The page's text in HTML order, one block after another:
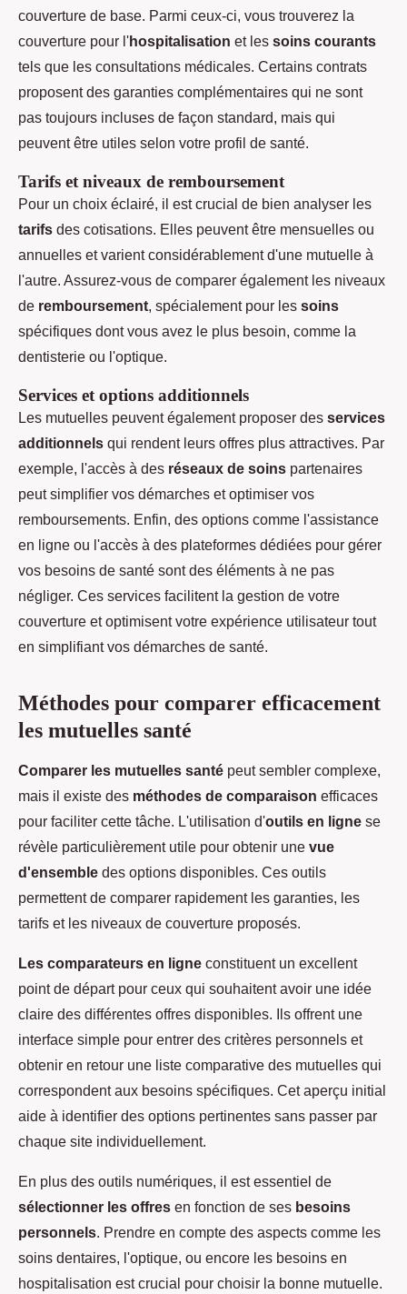
couverture de base. Parmi ceux-ci, vous trouverez la
couverture pour l'hospitalisation et les soins courants
tels que les consultations médicales. Certains contrats
proposent des garanties complémentaires qui ne sont
pas toujours incluses de façon standard, mais qui
peuvent être utiles selon votre profil de santé.
Tarifs et niveaux de remboursement
Pour un choix éclairé, il est crucial de bien analyser les
tarifs des cotisations. Elles peuvent être mensuelles ou
annuelles et varient considérablement d'une mutuelle à
l'autre. Assurez-vous de comparer également les niveaux
de remboursement, spécialement pour les soins
spécifiques dont vous avez le plus besoin, comme la
dentisterie ou l'optique.
Services et options additionnels
Les mutuelles peuvent également proposer des services
additionnels qui rendent leurs offres plus attractives. Par
exemple, l'accès à des réseaux de soins partenaires
peut simplifier vos démarches et optimiser vos
remboursements. Enfin, des options comme l'assistance
en ligne ou l'accès à des plateformes dédiées pour gérer
vos besoins de santé sont des éléments à ne pas
négliger. Ces services facilitent la gestion de votre
couverture et optimisent votre expérience utilisateur tout
en simplifiant vos démarches de santé.
Méthodes pour comparer efficacement
les mutuelles santé
Comparer les mutuelles santé peut sembler complexe,
mais il existe des méthodes de comparaison efficaces
pour faciliter cette tâche. L'utilisation d'outils en ligne se
révèle particulièrement utile pour obtenir une vue
d'ensemble des options disponibles. Ces outils
permettent de comparer rapidement les garanties, les
tarifs et les niveaux de couverture proposés.
Les comparateurs en ligne constituent un excellent
point de départ pour ceux qui souhaitent avoir une idée
claire des différentes offres disponibles. Ils offrent une
interface simple pour entrer des critères personnels et
obtenir en retour une liste comparative des mutuelles qui
correspondent aux besoins spécifiques. Cet aperçu initial
aide à identifier des options pertinentes sans passer par
chaque site individuellement.
En plus des outils numériques, il est essentiel de
sélectionner les offres en fonction de ses besoins
personnels. Prendre en compte des aspects comme les
soins dentaires, l'optique, ou encore les besoins en
hospitalisation est crucial pour choisir la bonne mutuelle.